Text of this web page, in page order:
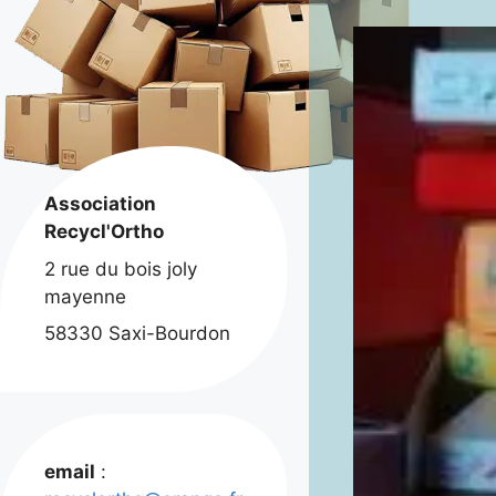
Association
Recycl'Ortho
2 rue du bois joly
mayenne
58330 Saxi-Bourdon
email :